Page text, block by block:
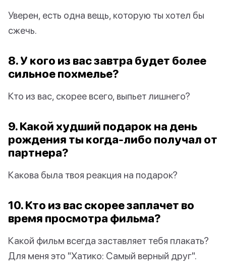
Уверен, есть одна вещь, которую ты хотел бы
сжечь.
8. У кого из вас завтра будет более
сильное похмелье?
Кто из вас, скорее всего, выпьет лишнего?
9. Какой худший подарок на день
рождения ты когда-либо получал от
партнера?
Какова была твоя реакция на подарок?
10. Кто из вас скорее заплачет во
время просмотра фильма?
Какой фильм всегда заставляет тебя плакать?
Для меня это "Хатико: Самый верный друг".